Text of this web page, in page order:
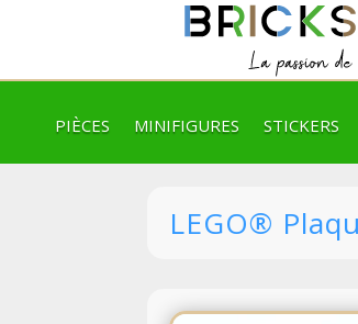
PIÈCES MINIFIGURES STICKERS
LEGO®